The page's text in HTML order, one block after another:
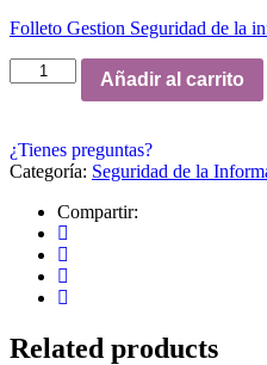
Folleto Gestion Seguridad de la
27001
Añadir al carrito
¿Tienes preguntas?
Categoría: Seguridad de la
Compartir:
Related products